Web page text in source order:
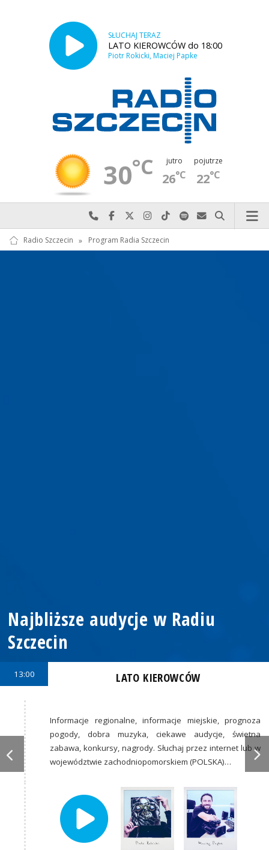
SŁUCHAJ TERAZ
LATO KIEROWCÓW do 18:00
Piotr Rokicki, Maciej Papke
30°C jutro
26°C
pojutrze
22°C
Najlepiej po prostu do nas zadzwoń
Odwiedź nas na Facebook-u
Odwiedź nas na X
Odwiedź nas na Instagram-ie
Odwiedź nas na TikTok-u
Szukaj nas na Spotify
Wyślij do nas
Szukaj
Radio Szczecin » Program Radia Szczecin
Najbliższe audycje w Radiu
Szczecin
13:00 LATO KIEROWCÓW
Informacje regionalne, informacje miejskie, prognoza
pogody, dobra muzyka, ciekawe audycje, świetna
zabawa, konkursy, nagrody. Słuchaj przez internet lub w
województwie zachodniopomorskiem (POLSKA)…